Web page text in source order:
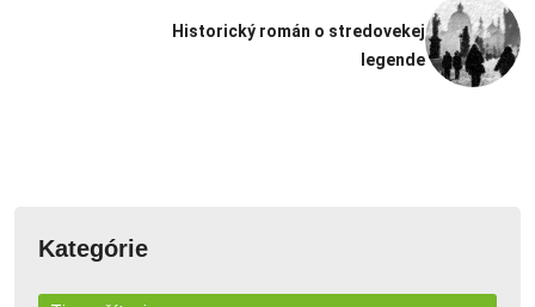
Historický román o stredovekej
legende
Kategórie